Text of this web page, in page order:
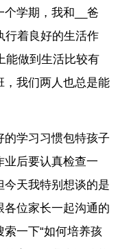
学期，我和__爸
行着良好的生活作
能做到生活比较有
，我们两人也总是能
学习习惯包特孩子
业后要认真检查一
天我特别想谈的是
位家长一起沟通的
一下“如何培养孩